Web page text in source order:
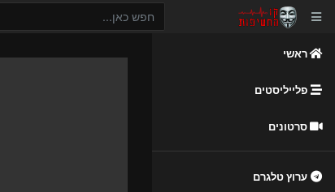
ראשי
פלייליסטים
סרטונים
ערוץ טלגרם